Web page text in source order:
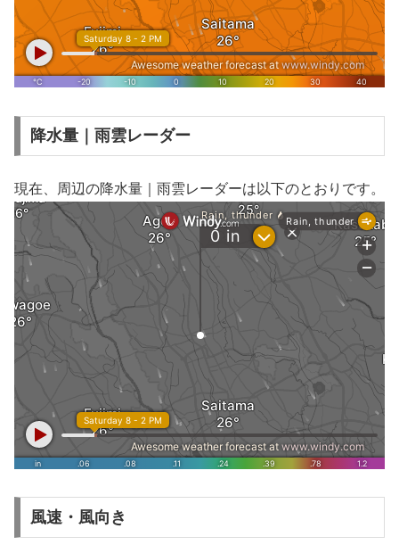
降水量｜雨雲レーダー
現在、周辺の降水量｜雨雲レーダーは以下のとおりです。
風速・風向き